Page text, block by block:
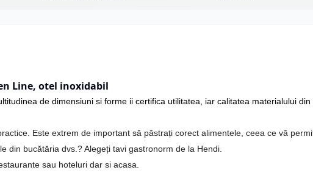
Line, otel inoxidabil
de dimensiuni si forme ii certifica utilitatea, iar calitatea materialului
Este extrem de important să păstrați corect alimentele, ceea ce vă
din bucătăria dvs.? Alegeți tavi gastronorm de la Hendi.
sau hoteluri dar si acasa.